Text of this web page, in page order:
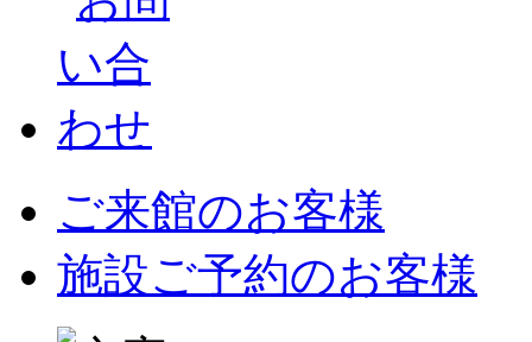
ご来館のお客様
施設ご予約のお客様